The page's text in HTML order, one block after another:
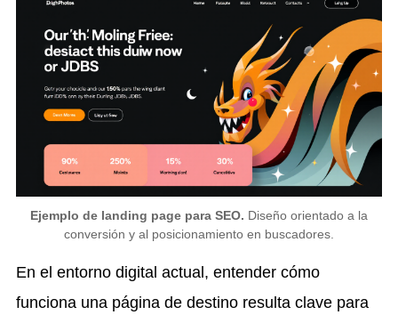
Ejemplo de landing page para SEO. Diseño orientado a la
conversión y al posicionamiento en buscadores.
En el entorno digital actual, entender cómo
funciona una página de destino resulta clave para